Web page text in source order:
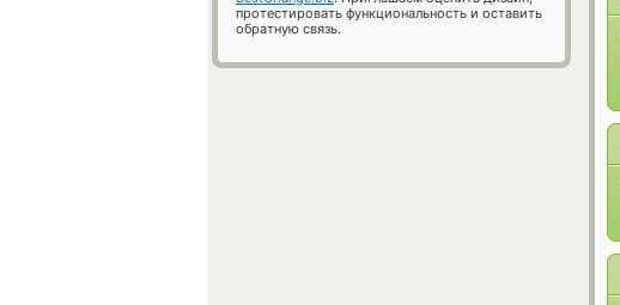
протестировать функциональность и оставить
обратную связь.